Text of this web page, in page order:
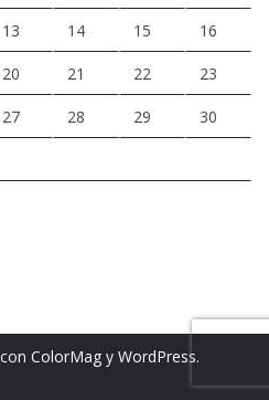
13 14 15 16
20 21 22 23
27 28 29 30
ColorMag y WordPress.